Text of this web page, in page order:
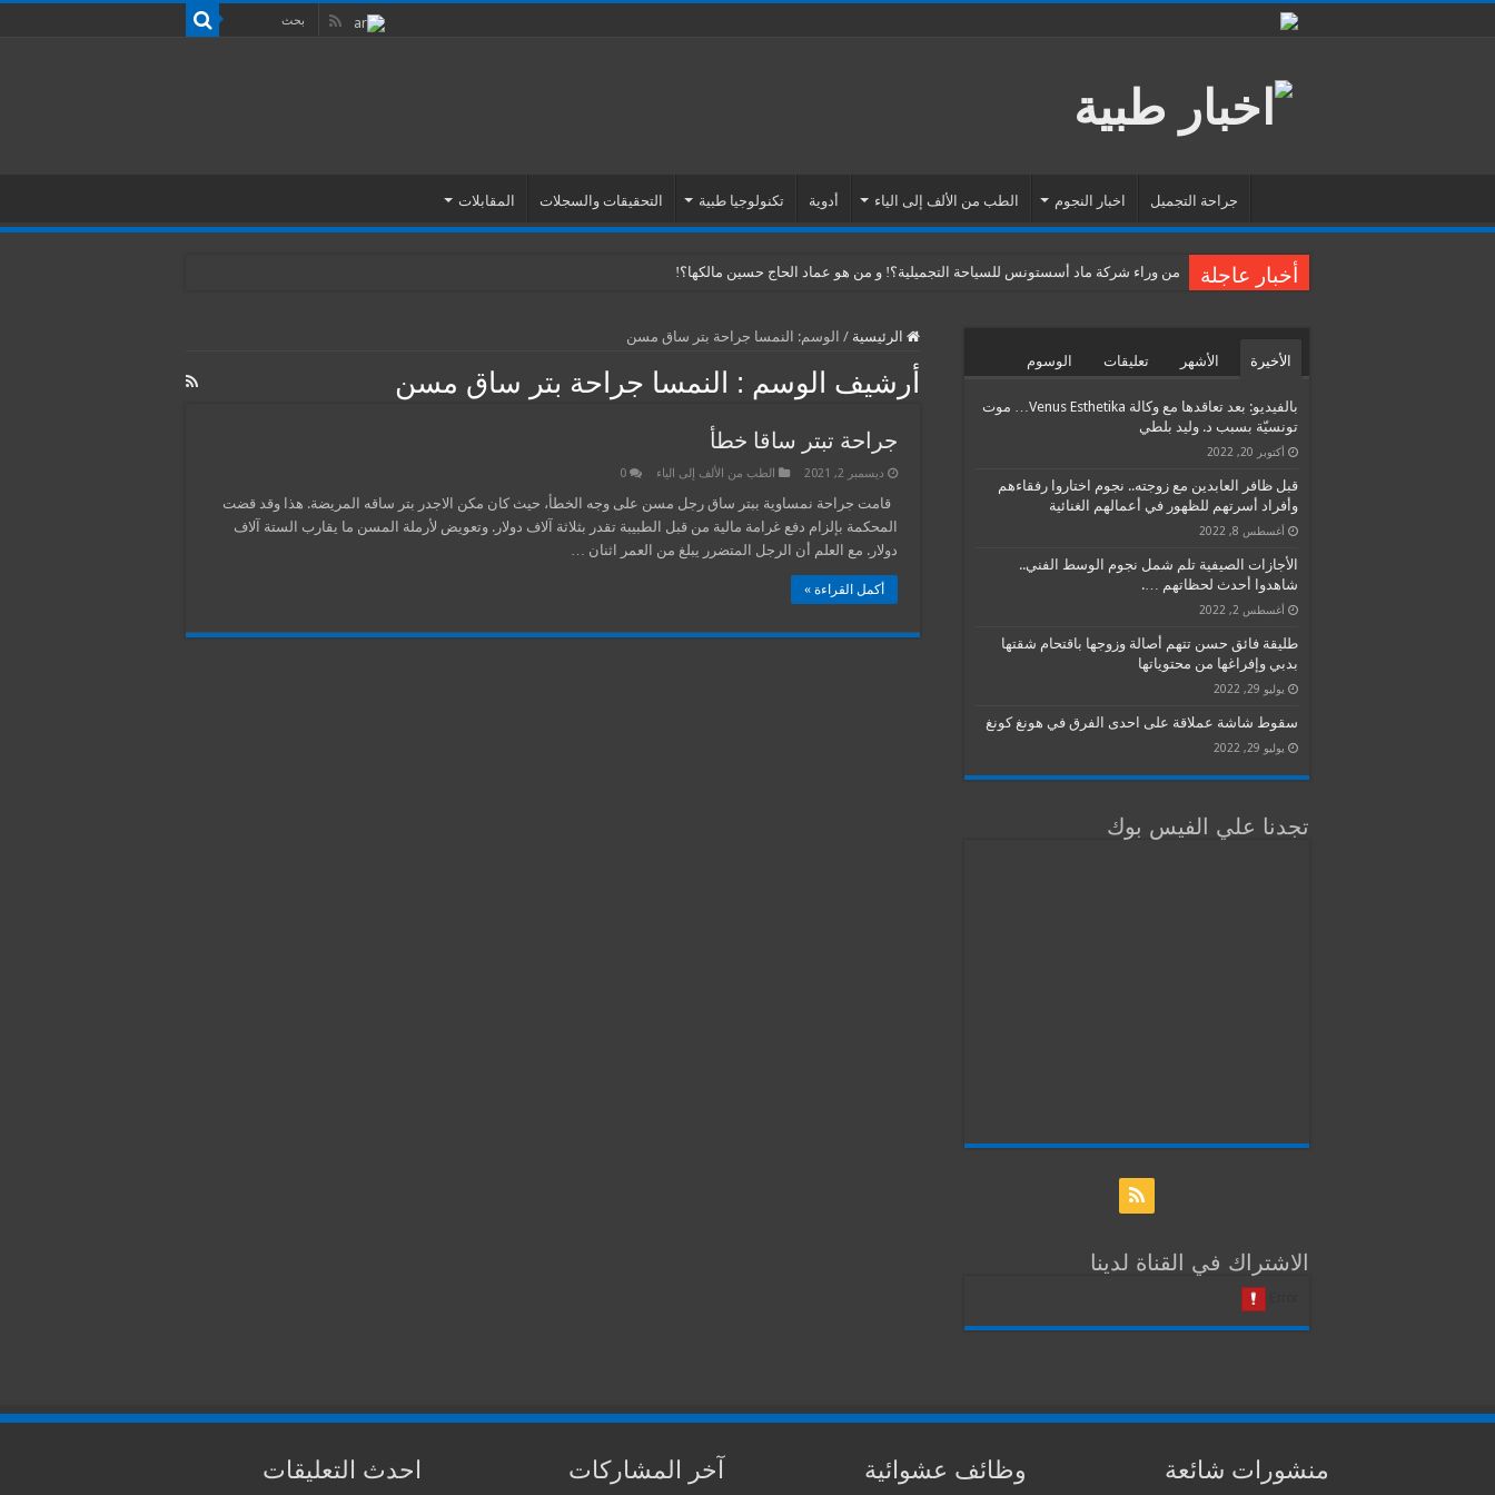
جراحة التجميل اخبار النجوم الطب من الألف إلى الياء أدوية تكنولوجيا طبية التحقيقات والسجلات المقابلات
أخبار عاجلة من وراء شركة ماد أسستونس للسياحة التجميلية؟! و من هو عماد الحاج حسين مالكها؟!
الرئيسية / الوسم: النمسا جراحة بتر ساق مسن
أرشيف الوسم : النمسا جراحة بتر ساق مسن
جراحة تبتر ساقا خطأ
ديسمبر 2, 2021 الطب من الألف إلى الياء 0
قامت جراحة نمساوية ببتر ساق رجل مسن على وجه الخطأ، حيث كان مكن الاجدر بتر ساقه المريضة. هذا وقد قضت
المحكمة بإلزام دفع غرامة مالية من قبل الطبيبة تقدر بثلاثة آلاف دولار. وتعويض لأرملة المسن ما يقارب الستة آلاف
دولار. مع العلم أن الرجل المتضرر يبلغ من العمر اثنان …
أكمل القراءة »
الأخيرة الأشهر تعليقات الوسوم
بالفيديو: بعد تعاقدها مع وكالة Venus Esthetika… موت
تونسيّة بسبب د. وليد بلطي
أكتوبر 20, 2022
قبل ظافر العابدين مع زوجته.. نجوم اختاروا رفقاءهم
وأفراد أسرتهم للظهور في أعمالهم الغنائية
أغسطس 8, 2022
الأجازات الصيفية تلم شمل نجوم الوسط الفني..
شاهدوا أحدث لحظاتهم ….
أغسطس 2, 2022
طليقة فائق حسن تتهم أصالة وزوجها باقتحام شقتها
بدبي وإفراغها من محتوياتها
يوليو 29, 2022
سقوط شاشة عملاقة على احدى الفرق في هونغ كونغ
يوليو 29, 2022
تجدنا علي الفيس بوك
الاشتراك في القناة لدينا
منشورات شائعة وظائف عشوائية آخر المشاركات احدث التعليقات